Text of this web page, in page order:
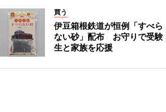
買う
伊豆箱根鉄道が恒例「すべら
ない砂」配布 お守りで受験
生と家族を応援